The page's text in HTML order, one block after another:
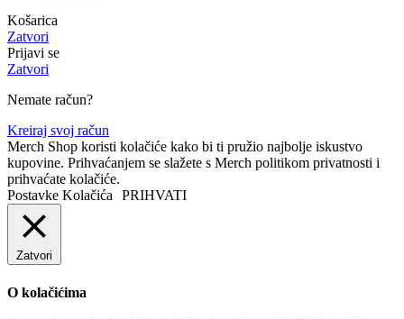
Košarica
Zatvori
Prijavi se
Zatvori
Nemate račun?
Kreiraj svoj račun
Merch Shop koristi kolačiće kako bi ti pružio najbolje iskustvo
kupovine. Prihvaćanjem se slažete s Merch politikom privatnosti i
prihvaćate kolačiće.
Postavke Kolačića PRIHVATI
Zatvori
O kolačićima